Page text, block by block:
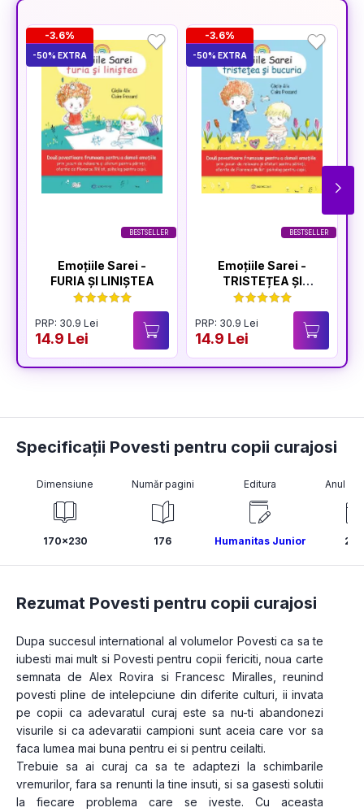
BESTSELLER
-3.6%
-50% EXTRA
Emoțiile Sarei -
FURIA ȘI LINIȘTEA
PRP: 30.9 Lei
14.9 Lei
BESTSELLER
-3.6%
-50% EXTRA
Emoțiile Sarei -
TRISTEȚEA ȘI
BUCURIA
PRP: 30.9 Lei
14.9 Lei
Specificații Povesti pentru copii curajosi
Dimensiune
170x230
Număr pagini
176
Editura
Humanitas Junior
Anul
Rezumat Povesti pentru copii curajosi
Dupa succesul international al volumelor Povesti ca sa te
iubesti mai mult si Povesti pentru copii fericiti, noua carte
semnata de Alex Rovira si Francesc Miralles, reunind
povesti pline de intelepciune din diferite culturi, ii invata
pe copii ca adevaratul curaj este sa nu-ti abandonezi
visurile si ca adevaratii campioni sunt aceia care vor sa
faca lumea mai buna pentru ei si pentru ceilalti.
Trebuie sa ai curaj ca sa te adaptezi la schimbarile
vremurilor, fara sa renunti la tine insuti, si sa gasesti solutii
la fiecare problema care se iveste. Cu aceasta